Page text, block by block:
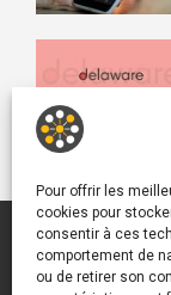
Pour offrir les
cookies pour
consentir à ces
comportement de
ou de retirer son